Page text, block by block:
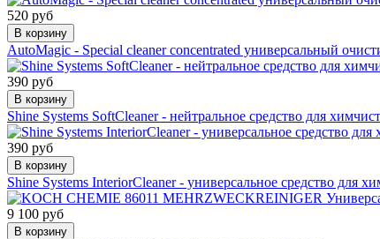
520 руб
В корзину
AutoMagic - Special cleaner concentrated универсальный
390 руб
В корзину
Shine Systems SoftCleaner - нейтральное средство для
390 руб
В корзину
Shine Systems InteriorCleaner - универсальное средство для
9 100 руб
В корзину